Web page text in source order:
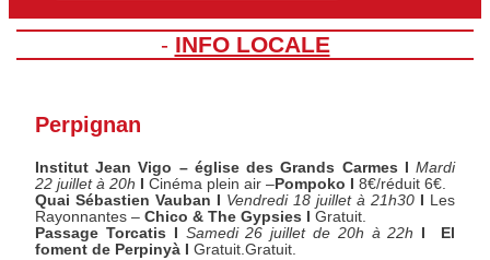
- INFO LOCALE
Perpignan
Institut Jean Vigo – église des Grands Carmes I Mardi
22 juillet à 20h ICinéma plein air – Pompoko I8€/réduit 6€.
Quai Sébastien Vauban I Vendredi 18 juillet à 21h30
Les
Rayonnantes –Chico & The Gypsies IGratuit.
Passage Torcatis I Samedi 26 juillet de 20h à 22h
I El
foment de Perpinyà IGratuit.Gratuit.